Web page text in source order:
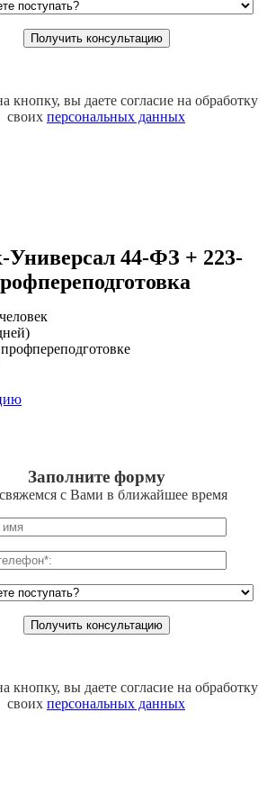
кнопку, вы даете согласие на обработку
своих персональных данных
44-ФЗ + 223-
Заполните форму
с Вами в ближайшее время
кнопку, вы даете согласие на обработку
своих персональных данных